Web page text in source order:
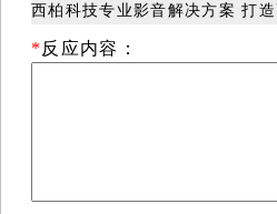
西柏科技专业影音解决方案 打
* 反应内容：